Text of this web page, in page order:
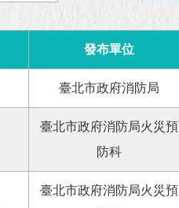
發布單位
臺北市政府消防局
臺北市政府消防局火災預
防科
臺北市政府消防局火災預